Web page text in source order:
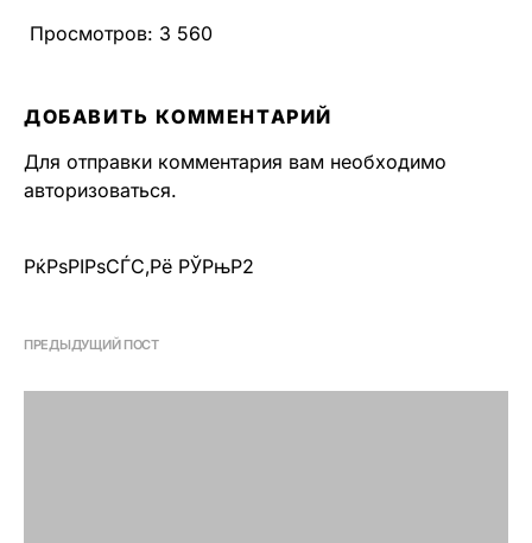
Просмотров: 3 560
ДОБАВИТЬ КОММЕНТАРИЙ
Для отправки комментария вам необходимо
авторизоваться.
РќРѕРІРѕСЃС‚Рё РЎРњР2
ПРЕДЫДУЩИЙ ПОСТ